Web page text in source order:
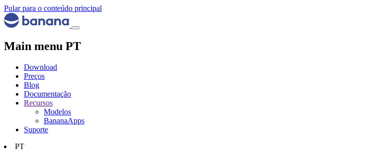
Pular para o conteúdo principal
Main menu PT
Download
Preços
Blog
Documentação
Recursos
Modelos
BananaApps
Suporte
PT